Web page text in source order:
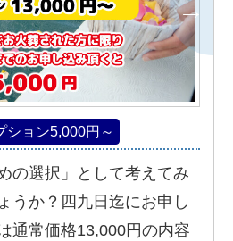
ション5,000円～
の選択」として考えてみ
うか？四九日迄にお申し
通常価格13,000円の内容